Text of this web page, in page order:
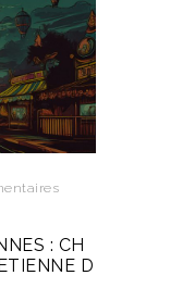
: CH
D